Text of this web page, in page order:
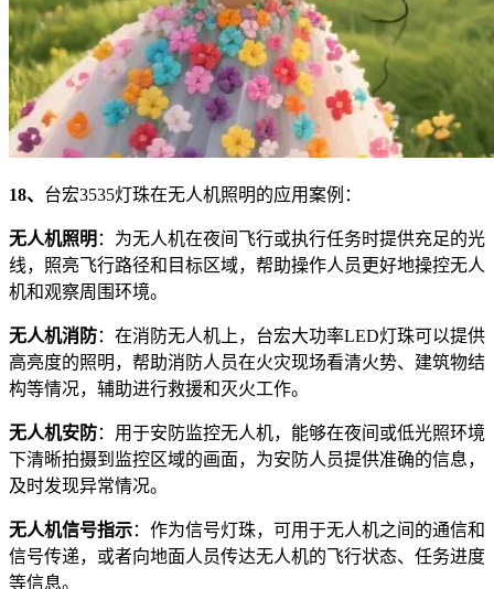
18、 台宏3535灯珠在无人机照明的应用案例：
无人机照明 ：为无人机在夜间飞行或执行任务时提供充足的光
线，照亮飞行路径和目标区域，帮助操作人员更好地操控无人
机和观察周围环境。
无人机消防：在消防无人机上，台宏大功率LED灯珠可以提供
高亮度的照明，帮助消防人员在火灾现场看清火势、建筑物结
构等情况，辅助进行救援和灭火工作。
无人机安防：用于安防监控无人机，能够在夜间或低光照环境
下清晰拍摄到监控区域的画面，为安防人员提供准确的信息，
及时发现异常情况。
无人机信号指示：作为信号灯珠，可用于无人机之间的通信和
信号传递，或者向地面人员传达无人机的飞行状态、任务进度
等信息。